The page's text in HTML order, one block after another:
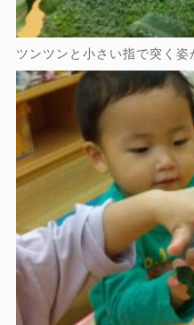
ツンツンと小さい指で突く